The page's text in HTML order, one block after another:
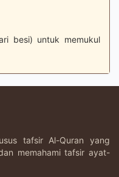
besi) untuk memukul
tafsir Al-Quran yang
memahami tafsir ayat-